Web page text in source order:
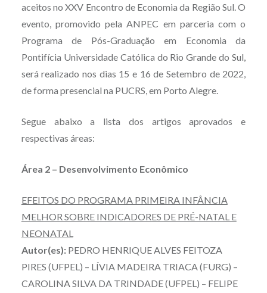
aceitos no XXV Encontro de Economia da Região Sul. O
evento, promovido pela ANPEC em parceria com o
Programa de Pós-Graduação em Economia da
Pontifícia Universidade Católica do Rio Grande do Sul,
será realizado nos dias 15 e 16 de Setembro de 2022,
de forma presencial na PUCRS, em Porto Alegre.
Segue abaixo a lista dos artigos aprovados e
respectivas áreas:
Área 2 – Desenvolvimento Econômico
EFEITOS DO PROGRAMA PRIMEIRA INFÂNCIA
MELHOR SOBRE INDICADORES DE PRÉ-NATAL E
NEONATAL
Autor(es):PEDRO HENRIQUE ALVES FEITOZA
PIRES (UFPEL) – LÍVIA MADEIRA TRIACA (FURG) –
CAROLINA SILVA DA TRINDADE (UFPEL) – FELIPE